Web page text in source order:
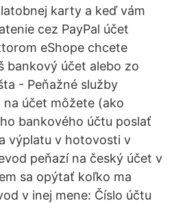
karty a keď vám
cez PayPal účet
eShope chcete
bankový účet alebo zo
- Peňažné služby
účet môžete (ako
bankového účtu poslať
výplatu v hotovosti v
peňazí na český účet v
sa opýtať koľko ma
v inej mene: Číslo účtu